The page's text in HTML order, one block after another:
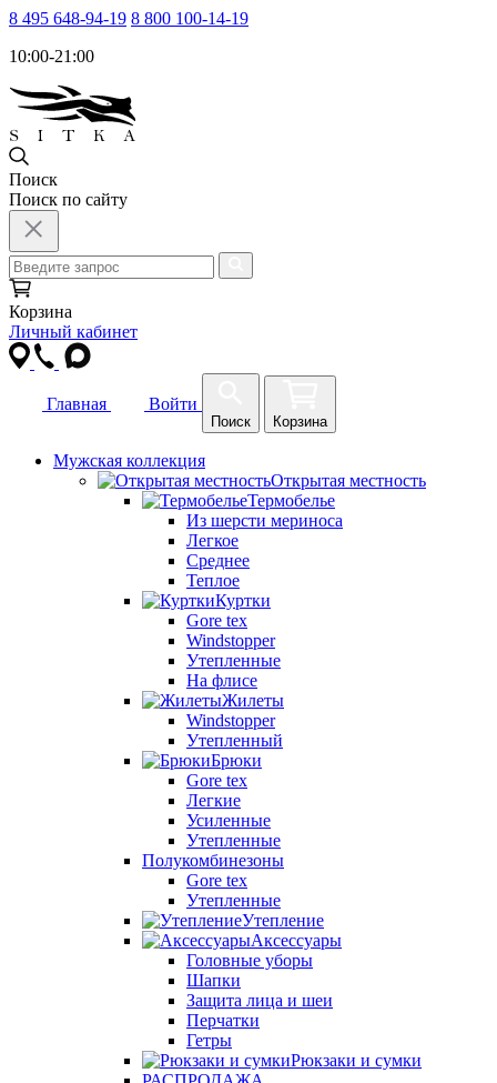
8 495 648-94-19 8 800 100-14-19
10:00-21:00
Поиск
Поиск по сайту
Корзина
Личный кабинет
Главная Войти
Поиск Корзина
Мужская коллекция
Открытая местность
Термобелье
Из шерсти мериноса
Легкое
Среднее
Теплое
Куртки
Gore tex
Windstopper
Утепленные
На флисе
Жилеты
Windstopper
Утепленный
Брюки
Gore tex
Легкие
Усиленные
Утепленные
Полукомбинезоны
Gore tex
Утепленные
Утепление
Аксессуары
Головные уборы
Шапки
Защита лица и шеи
Перчатки
Гетры
Рюкзаки и сумки